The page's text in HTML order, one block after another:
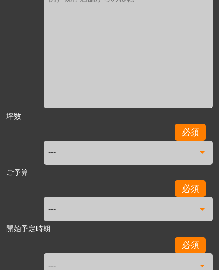
坪数
必須
ご予算
必須
開始予定時期
必須